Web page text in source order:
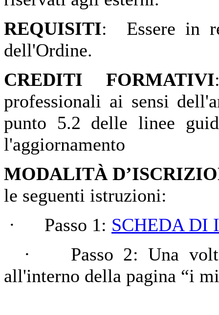
REQUISITI: Essere in
dell'Ordine.
CREDITI FORMATIVI
professionali ai sensi
punto 5.2 delle linee
l'aggiornamento
MODALITÀ
le seguenti istruzioni:
· Passo 1: SCHEDA DI
· Passo 2: Una
all'interno della pagina “i